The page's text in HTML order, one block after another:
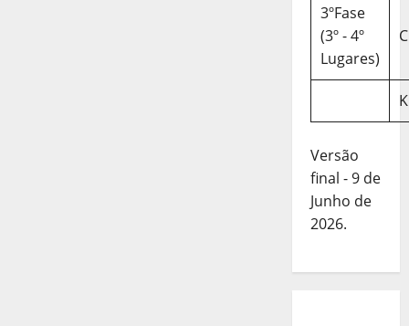
3ºFase
(3º - 4º
Lugares)
Versão
final - 9 de
Junho de
2026.